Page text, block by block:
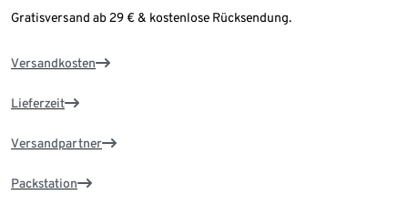
Gratisversand ab 29 € & kostenlose Rücksendung.
Versandkosten
Lieferzeit
Versandpartner
Packstation